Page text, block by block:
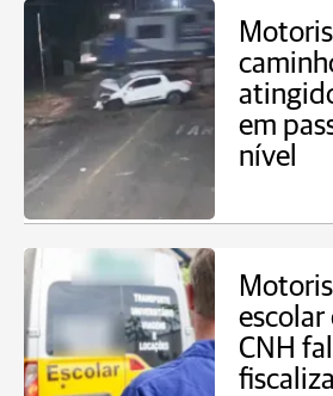
em
nível
escolar
CNH